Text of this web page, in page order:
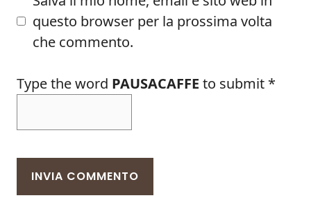
questo browser per la prossima volta
che commento.
Type the word PAUSACAFFE to submit *